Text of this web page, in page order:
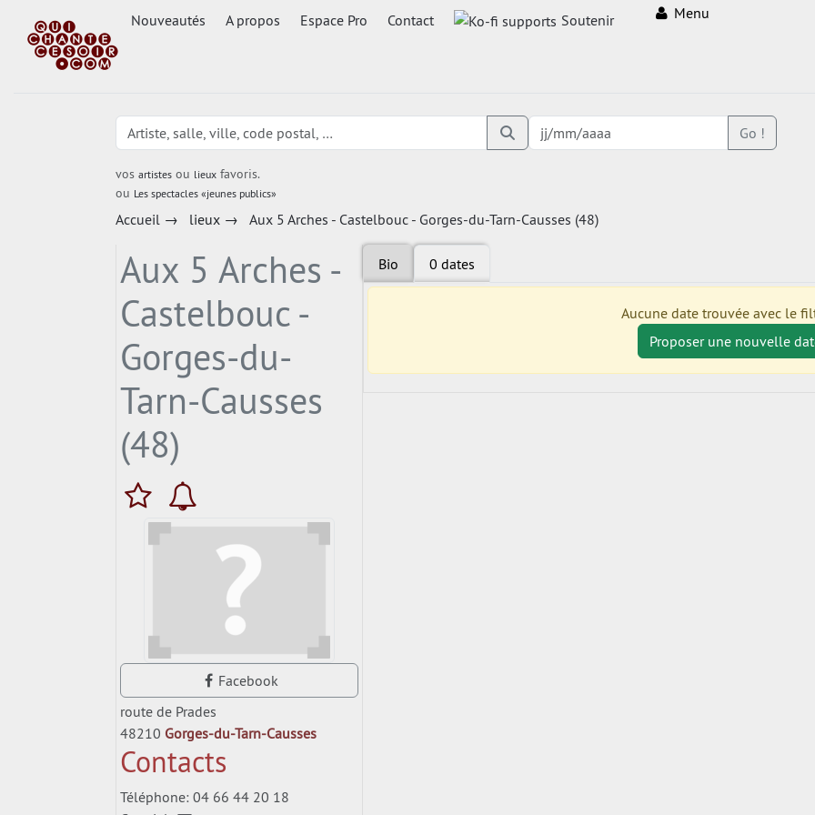
Nouveautés A propos Espace Pro Contact Soutenir Menu
vos artistesou lieuxfavoris.
ou Les spectacles «jeunes publics»
Go !
Accueil→ lieux→ Aux 5 Arches - Castelbouc - Gorges-du-Tarn-Causses (48)
Aux 5 Arches -
Castelbouc -
Gorges-du-
Tarn-Causses
(48)
Facebook
route de Prades
48210 Gorges-du-Tarn-Causses
Contacts
Téléphone: 04 66 44 20 18
Bio 0 dates
Aucune date trouvée avec le
Proposer une nouvelle